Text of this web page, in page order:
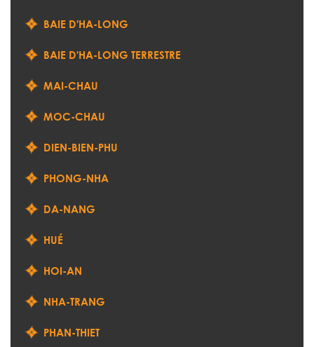
BAIE D'HA-LONG
BAIE D'HA-LONG TERRESTRE
MAI-CHAU
MOC-CHAU
DIEN-BIEN-PHU
PHONG-NHA
DA-NANG
HUÉ
HOI-AN
NHA-TRANG
PHAN-THIET